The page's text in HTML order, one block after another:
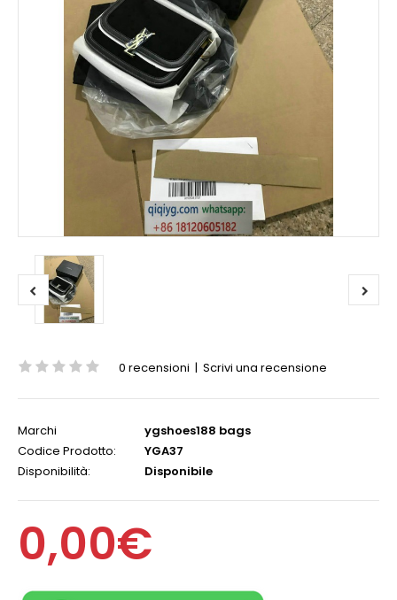
0 recensioni | Scrivi una recensione
Marchi
ygshoes188 bags
Codice Prodotto:
YGA37
Disponibilità:
Disponibile
0,00€